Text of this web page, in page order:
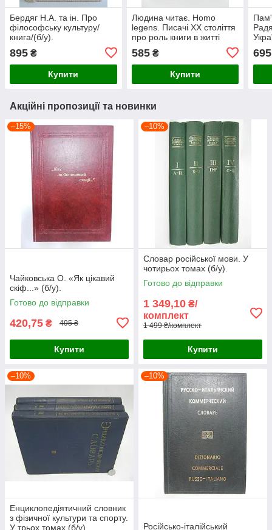
Бердяг Н.А. та ін. Про
філософську культуру/
книга/(б/у).
895 ₴
Купити
Людина читає. Homo
legens. Писачі XX століття
про роль книги в житті
людини та суспільства (б/
у).
585₴
Купити
695
Акційні пропозиції та новинки
–15%
Чайковська О. «Як цікавий
скіф...» (б/у).
Готово до відправки
420,75 ₴ 495 ₴
Купити
–10%
Словар російської мови. У
чотирьох томах (б/у).
Готово до відправки
1 349,10 ₴/
комплект
1 499 ₴/комплект
Купити
–10%
Енциклопедіятичний словник
з фізичної культури та спорту.
У трьох томах (б/у).
–10%
Російсько-італійський